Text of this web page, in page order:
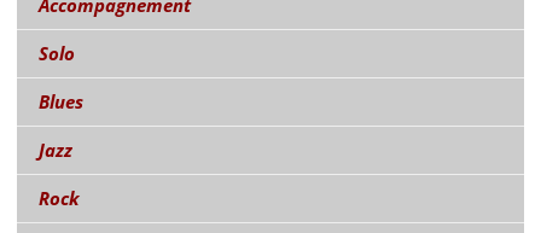
Accompagnement
Solo
Blues
Jazz
Rock